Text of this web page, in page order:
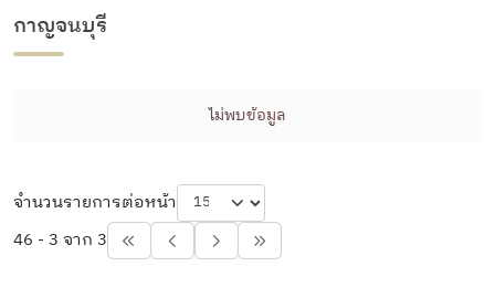
กาญจนบุรี
ไม่พบข้อมูล
จำนวนรายการต่อหน้า
46 - 3 จาก 3